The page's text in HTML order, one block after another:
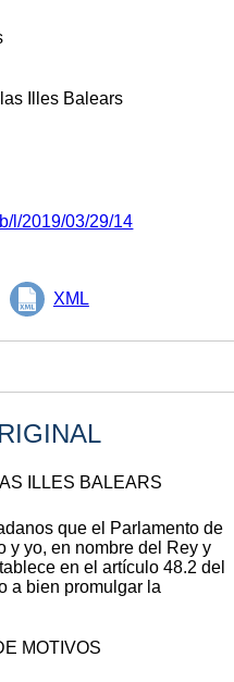
Illes Balears
l/2019/03/29/14
XML
ILLES BALEARS
que el Parlamento de
y yo, en nombre del Rey y
en el artículo 48.2 del
a bien promulgar la
MOTIVOS